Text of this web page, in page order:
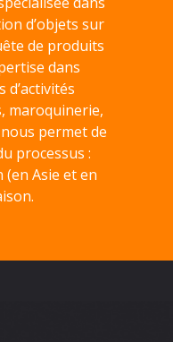
d’objets sur
de produits
dans
maroquinerie,
permet de
processus :
Asie et en